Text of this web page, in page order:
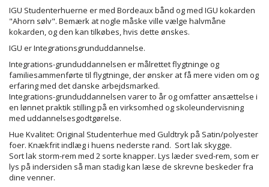
IGU Studenterhuerne er med Bordeaux bånd og med IGU kokarden
"Ahorn sølv". Bemærk at nogle måske ville vælge halvmåne
kokarden, og den kan tilkøbes, hvis dette ønskes.
IGU er Integrationsgrunduddannelse.
Integrations-grunduddannelsen er målrettet flygtninge og
familiesammenførte til flygtninge, der ønsker at få mere viden om og
erfaring med det danske arbejdsmarked.
Integrations-grunduddannelsen varer to år og omfatter ansættelse i
en lønnet praktik stilling på en virksomhed og skoleundervisning
med uddannelsesgodtgørelse.
Hue Kvalitet: Original Studenterhue med Guldtryk på Satin/polyester
foer. Knækfrit indlæg i huens nederste rand. Sort lak skygge.
Sort lak storm-rem med 2 sorte knapper. Lys læder sved-rem, som er
lys på indersiden så man stadig kan læse de skrevne beskeder fra
dine venner.